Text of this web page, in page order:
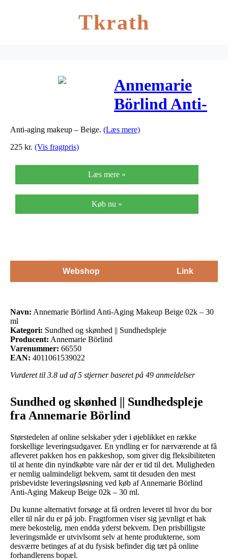
Tkrath
Annemarie
Börlind Anti-
Aging Makeup
ml
Anti-aging makeup – Beige. (Læs mere)
225 kr. (Vis fragtpris)
Læs mere »
Køb nu »
Webshop Link
Navn: Annemarie Börlind Anti-Aging Makeup Beige 02k – 30
ml
Kategori: Sundhed og skønhed || Sundhedspleje
Producent: Annemarie Börlind
Varenummer: 66550
EAN: 4011061539022
Vurderet til 3.8 ud af 5 stjerner baseret på 49 anmeldelser
Sundhed og skønhed || Sundhedspleje
fra Annemarie Börlind
Størstedelen af online selskaber yder i øjeblikket en række
forskellige leveringsudgaver. En yndling er for nærværende at få
afleveret pakken hos en pakkeshop, som giver dig fleksibiliteten
til at hente din nyindkøbte vare når der er tid til det. Muligheden
er nemlig ualmindeligt bekvem, samt tit desuden den mest
prisbevidste leveringsløsning ved køb af Annemarie Börlind
Anti-Aging Makeup Beige 02k – 30 ml.
Du kunne alternativt forsøge at få ordren leveret til hvor du bor
eller til når du er på job. Fragtformen viser sig jævnligt et hak
mere bekostelig, men endda yderst bekvem. Den prisbilligste
leveringsmåde er utvivlsomt selv at hente produkterne, som
desværre betinges af at du fysisk befinder dig tæt på online
forhandlerens bopæl.